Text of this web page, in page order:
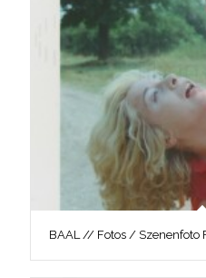
BAAL // Fotos / Szenenfoto